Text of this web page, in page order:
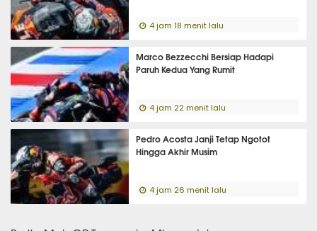
4 jam 18 menit lalu
Marco Bezzecchi Bersiap Hadapi
Paruh Kedua Yang Rumit
4 jam 22 menit lalu
Pedro Acosta Janji Tetap Ngotot
Hingga Akhir Musim
4 jam 26 menit lalu